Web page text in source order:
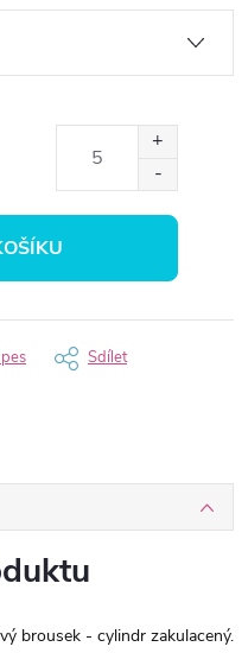
Sdílet
brousek - cylindr zakulacený.